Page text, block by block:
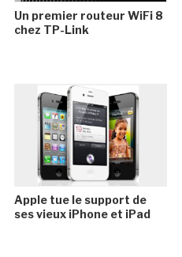
Un premier routeur WiFi 8
chez TP-Link
Apple tue le support de
ses vieux iPhone et iPad